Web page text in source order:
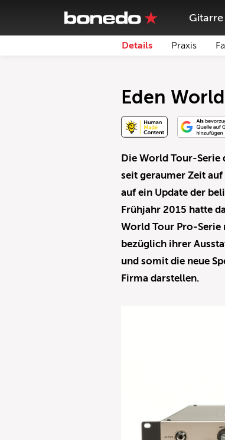
Gitarre
Details Praxis
Eden
Die World Tour-Serie
seit geraumer Zeit
auf ein Update der
Frühjahr 2015 hatte
World Tour Pro-
bezüglich ihrer
und somit die neue
Firma darstellen.